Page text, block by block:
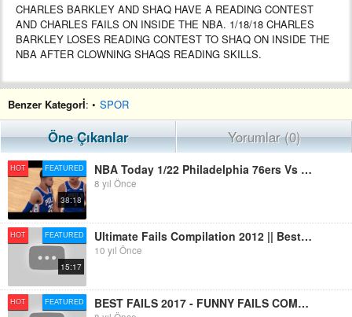
CHARLES BARKLEY AND SHAQ HAVE A READING CONTEST
AND CHARLES FAILS ON INSIDE THE NBA. 1/18/18 CHARLES
BARKLEY LOSES READING CONTEST TO SHAQ ON INSIDE THE
NBA AFTER CLOWNING SHAQS READING SKILLS.
Benzer Kategorİ: • SPOR
Öne Çıkanlar Yorumlar (0)
HOT FEATURED
38:18
NBA Today 1/22 Philadelphia 76ers Vs Memphis Grizzlies | NBA Highlights 76ers Vs Grizzlies NBA 2K18
8 yıl Önce
HOT FEATURED
15:17
Ultimate Fails Compilation 2012 || Best Fails Of The Year!
10 yıl Önce
HOT FEATURED BEST FAILS 2017 - FUNNY FAILS COMPILATION - TRY NOT TO LAUGH CHALLENGE [CRAZY HD]